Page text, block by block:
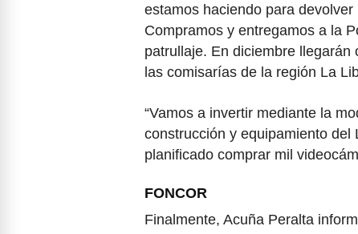
estamos haciendo para
Compramos y entregamos a la
patrullaje. En diciembre
las comisarías de la región La
“Vamos a invertir mediante la
construcción y equipamiento
planificado comprar mil
FONCOR
Finalmente, Acuña Peralta